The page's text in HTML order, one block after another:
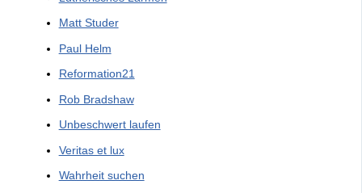
Matt Studer
Paul Helm
Reformation21
Rob Bradshaw
Unbeschwert laufen
Veritas et lux
Wahrheit suchen